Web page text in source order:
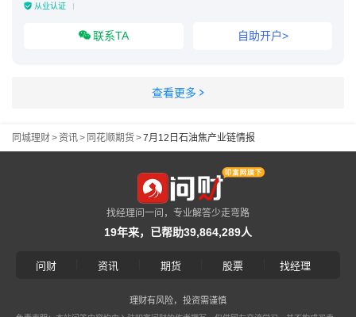
从业认证
联系TA 自助开户>
查看更多
同城理财>资讯> 同花顺期货>7月12日石油焦产业链情报
找经理问一问，专业解答少走弯路
19年来，已帮助39,864,289人
问财 资讯 期货 股票 找经理
理财有风险，投资需谨慎